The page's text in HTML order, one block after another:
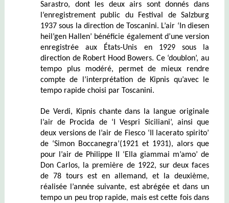
Sarastro, dont les deux airs sont donnés dans
l’enregistrement public du Festival de Salzburg
1937 sous la direction de Toscanini. L’air ‘In diesen
heil’gen Hallen’ bénéficie également d’une version
enregistrée aux États-Unis en 1929 sous la
direction de Robert Hood Bowers. Ce ‘doublon’, au
tempo plus modéré, permet de mieux rendre
compte de l’interprétation de Kipnis qu’avec le
tempo rapide choisi par Toscanini.
De Verdi, Kipnis chante dans la langue originale
l’air de Procida de ‘I Vespri Siciliani’, ainsi que
deux versions de l’air de Fiesco ‘Il lacerato spirito’
de ‘Simon Boccanegra’(1921 et 1931), alors que
pour l’air de Philippe II ‘Ella giammai m’amo’ de
Don Carlos, la première de 1922, sur deux faces
de 78 tours est en allemand, et la deuxième,
réalisée l’année suivante, est abrégée et dans un
tempo un peu trop rapide, mais est cette fois dans